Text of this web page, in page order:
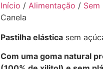
Início / Alimentação /
Canela
Pastilha elástica sem
Com uma goma natural